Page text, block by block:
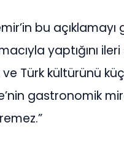
bu
yaptığını
Türk kültürünü
gastronomik